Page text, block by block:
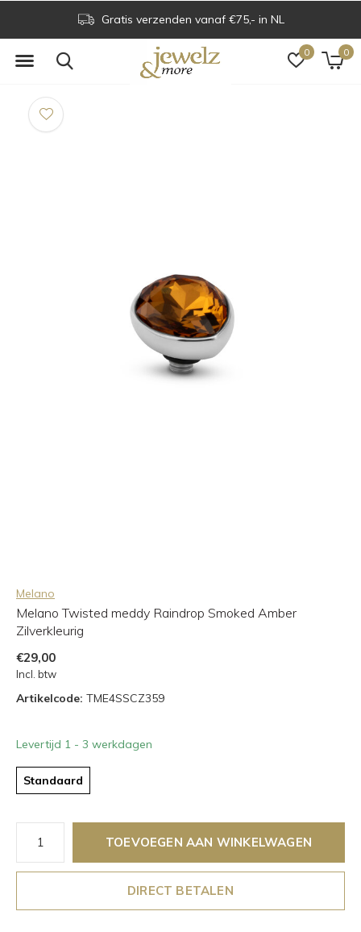
0 0
Gratis verzenden vanaf €75,- in NL
Melano
Melano Twisted meddy Raindrop Smoked Amber
Zilverkleurig
€29,00
Incl. btw
Artikelcode: TME4SSCZ359
Levertijd 1 - 3 werkdagen
Standaard
TOEVOEGEN AAN WINKELWAGEN
DIRECT BETALEN